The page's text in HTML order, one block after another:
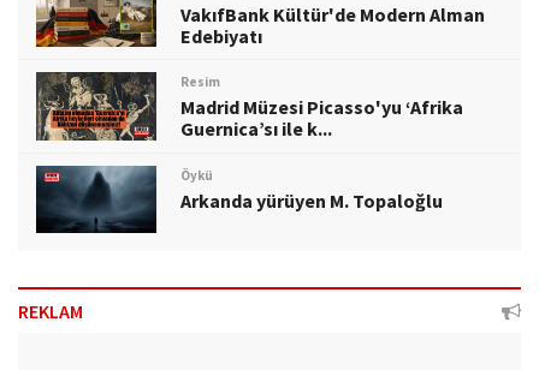
VakıfBank Kültür'de Modern Alman
Edebiyatı
Resim
Madrid Müzesi Picasso'yu ‘Afrika
Guernica’sı ile k...
Öykü
Arkanda yürüyen M. Topaloğlu
REKLAM